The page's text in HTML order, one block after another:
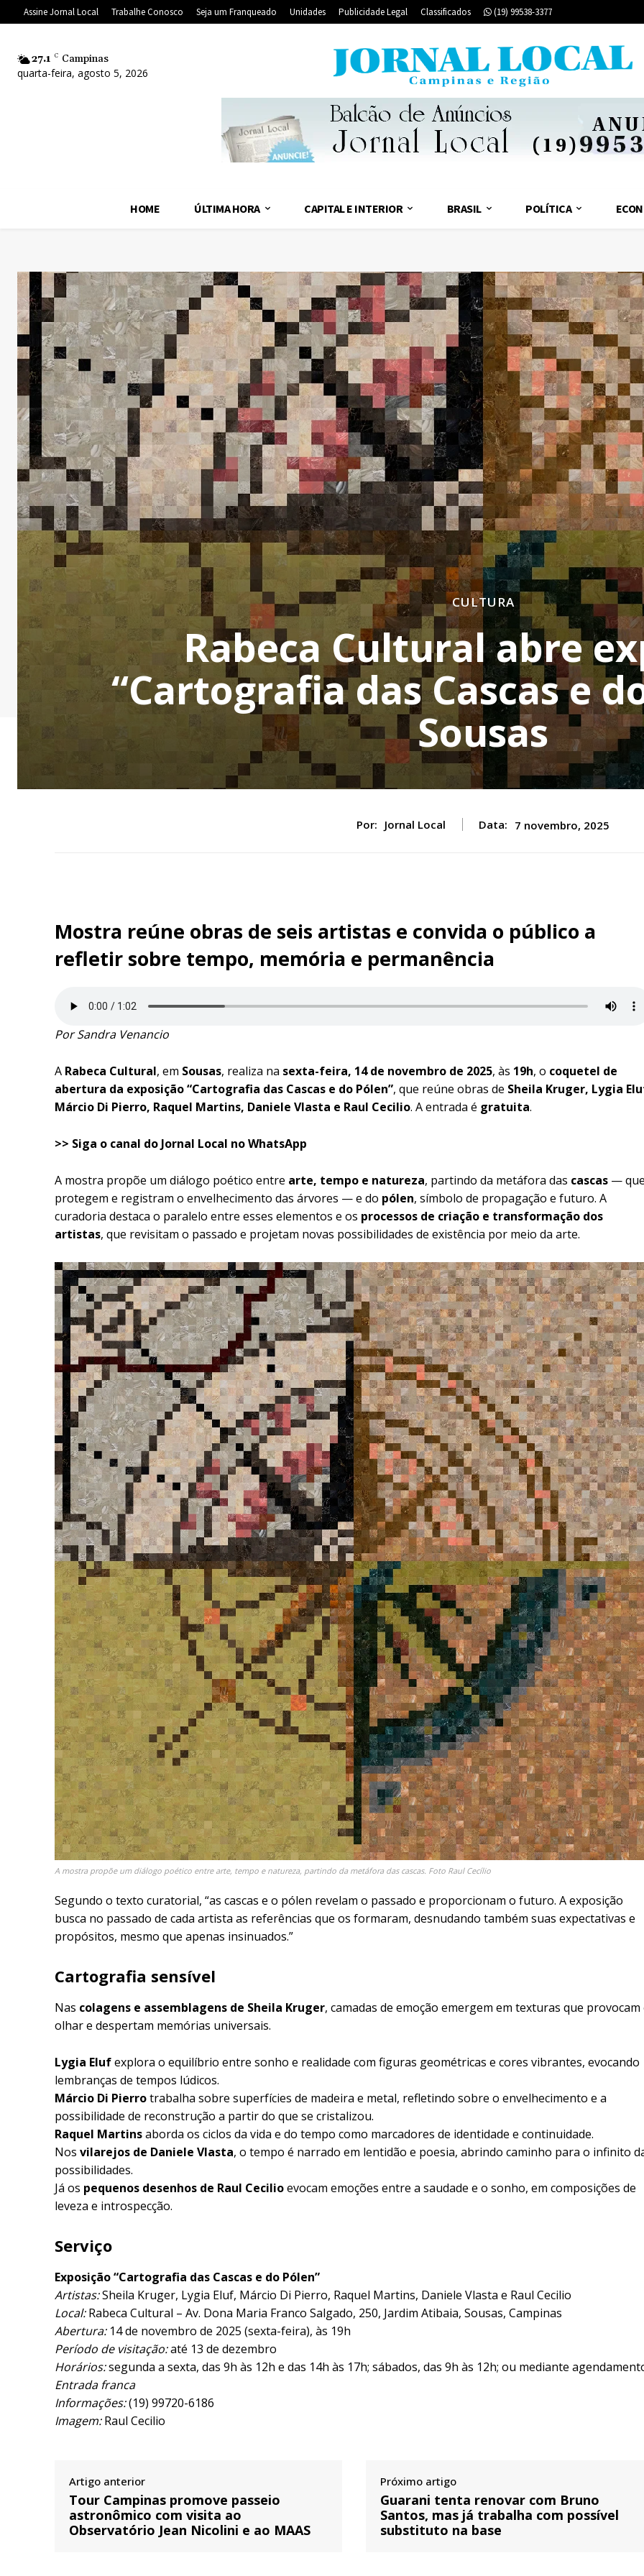
Assine Jornal Local Trabalhe Conosco Seja um Franqueado Unidades Publicidade Legal Classificados (19) 99538-3377
27.1 C Campinas
quarta-feira, agosto 5, 2026
HOME ÚLTIMA HORA CAPITAL E INTERIOR BRASIL POLÍTICA
CULTURA
Rabeca Cultural abre
“Cartografia das Cascas e
Sousas
Por: Jornal Local Data: 7 novembro, 2025
Mostra reúne obras de seis artistas e convida o público a
refletir sobre tempo, memória e permanência
Por Sandra Venancio
A Rabeca Cultural, em Sousas, realiza na sexta-feira, 14 de novembro de 2025, às 19h, o coquetel de
abertura da exposição “Cartografia das Cascas e do Pólen”, que reúne obras de Sheila Kruger, Lygia
Márcio Di Pierro, Raquel Martins, Daniele Vlasta e Raul Cecilio. A entrada é gratuita.
>> Siga o canal do Jornal Local no WhatsApp
A mostra propõe um diálogo poético entre arte, tempo e natureza, partindo da metáfora das cascas —
protegem e registram o envelhecimento das árvores — e do pólen, símbolo de propagação e futuro. A
curadoria destaca o paralelo entre esses elementos e os processos de criação e transformação dos
artistas, que revisitam o passado e projetam novas possibilidades de existência por meio da arte.
A mostra propõe um diálogo poético entre arte, tempo e natureza, partindo da metáfora das cascas. Foto Raul Cecílio
Segundo o texto curatorial, “as cascas e o pólen revelam o passado e proporcionam o futuro. A exposição
busca no passado de cada artista as referências que os formaram, desnudando também suas expectativas e
propósitos, mesmo que apenas insinuados.”
Cartografia sensível
Nas colagens e assemblagens de Sheila Kruger, camadas de emoção emergem em texturas que provocam
olhar e despertam memórias universais.
Lygia Elufexplora o equilíbrio entre sonho e realidade com figuras geométricas e cores vibrantes, evocando
lembranças de tempos lúdicos.
Márcio Di Pierrotrabalha sobre superfícies de madeira e metal, refletindo sobre o envelhecimento e a
possibilidade de reconstrução a partir do que se cristalizou.
Raquel Martinsaborda os ciclos da vida e do tempo como marcadores de identidade e continuidade.
Nos vilarejos de Daniele Vlasta, o tempo é narrado em lentidão e poesia, abrindo caminho para o infinito
possibilidades.
Já os pequenos desenhos de Raul Cecilioevocam emoções entre a saudade e o sonho, em composições de
leveza e introspecção.
Serviço
Exposição “Cartografia das Cascas e do Pólen”
Artistas:Sheila Kruger, Lygia Eluf, Márcio Di Pierro, Raquel Martins, Daniele Vlasta e Raul Cecilio
Local:Rabeca Cultural – Av. Dona Maria Franco Salgado, 250, Jardim Atibaia, Sousas, Campinas
Abertura:14 de novembro de 2025 (sexta-feira), às 19h
Período de visitação:até 13 de dezembro
Horários:segunda a sexta, das 9h às 12h e das 14h às 17h; sábados, das 9h às 12h; ou mediante
Entrada franca
Informações:(19) 99720-6186
Imagem:Raul Cecilio
Artigo anterior
Tour Campinas promove passeio
astronômico com visita ao
Observatório Jean Nicolini e ao MAAS
Próximo artigo
Guarani tenta renovar com Bruno
Santos, mas já trabalha com possível
substituto na base